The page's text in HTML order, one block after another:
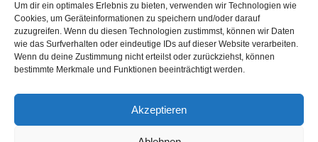
Um dir ein optimales Erlebnis zu bieten, verwenden wir Technologien wie
Cookies, um Geräteinformationen zu speichern und/oder darauf
zuzugreifen. Wenn du diesen Technologien zustimmst, können wir Daten
wie das Surfverhalten oder eindeutige IDs auf dieser Website verarbeiten.
Wenn du deine Zustimmung nicht erteilst oder zurückziehst, können
bestimmte Merkmale und Funktionen beeinträchtigt werden.
Akzeptieren
wache113@ff-huettenbach.de